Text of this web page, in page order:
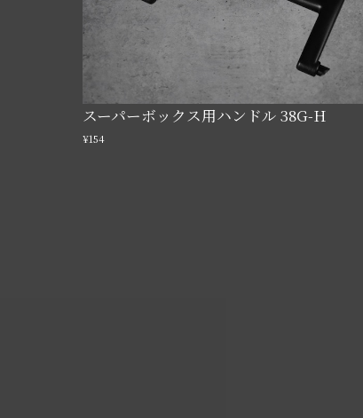
スーパーボックス用ハンドル 38G-H
¥154